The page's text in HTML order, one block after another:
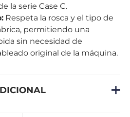
la serie Case C.
Respeta la rosca y el tipo de
permitiendo una
sin necesidad de
original de la máquina.